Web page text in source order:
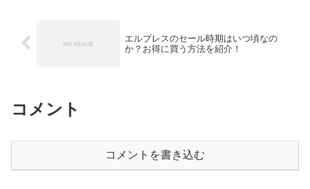
エルブレスのセール時期はいつ頃なの
か？お得に買う方法を紹介！
コメント
コメントを書き込む